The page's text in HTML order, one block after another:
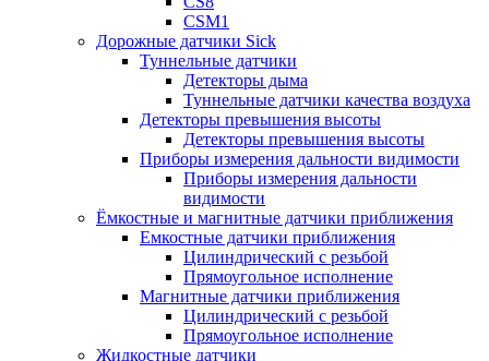
CSM1
Дорожные датчики Sick
Туннельные датчики
Детекторы дыма
Туннельные датчики качества воздуха
Детекторы превышения высоты
Детекторы превышения высоты
Приборы измерения дальности видимости
Приборы измерения дальности
видимости
Ёмкостные и магнитные датчики приближения
Емкостные датчики приближения
Цилиндрический с резьбой
Прямоугольное исполнение
Магнитные датчики приближения
Цилиндрический с резьбой
Прямоугольное исполнение
Жидкостные датчики